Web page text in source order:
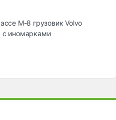
М-8 грузовик Volvo
с иномарками